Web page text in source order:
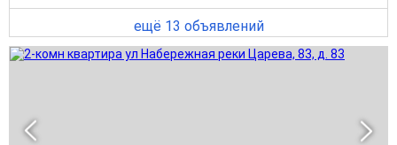
ещё 13 объявлений